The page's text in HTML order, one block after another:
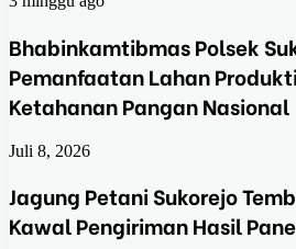
Bhabinkamtibmas Polsek
Pemanfaatan Lahan
Ketahanan Pangan Nasional
Juli 8, 2026
Jagung Petani Sukorejo
Kawal Pengiriman Hasil